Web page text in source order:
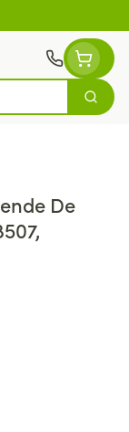
Zoek
De